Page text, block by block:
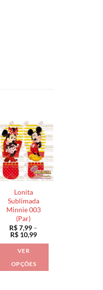
Lonita
Sublimada
Minnie 003
(Par)
R$7,99 –
R$10,99Faixa
VER
OPÇÕES